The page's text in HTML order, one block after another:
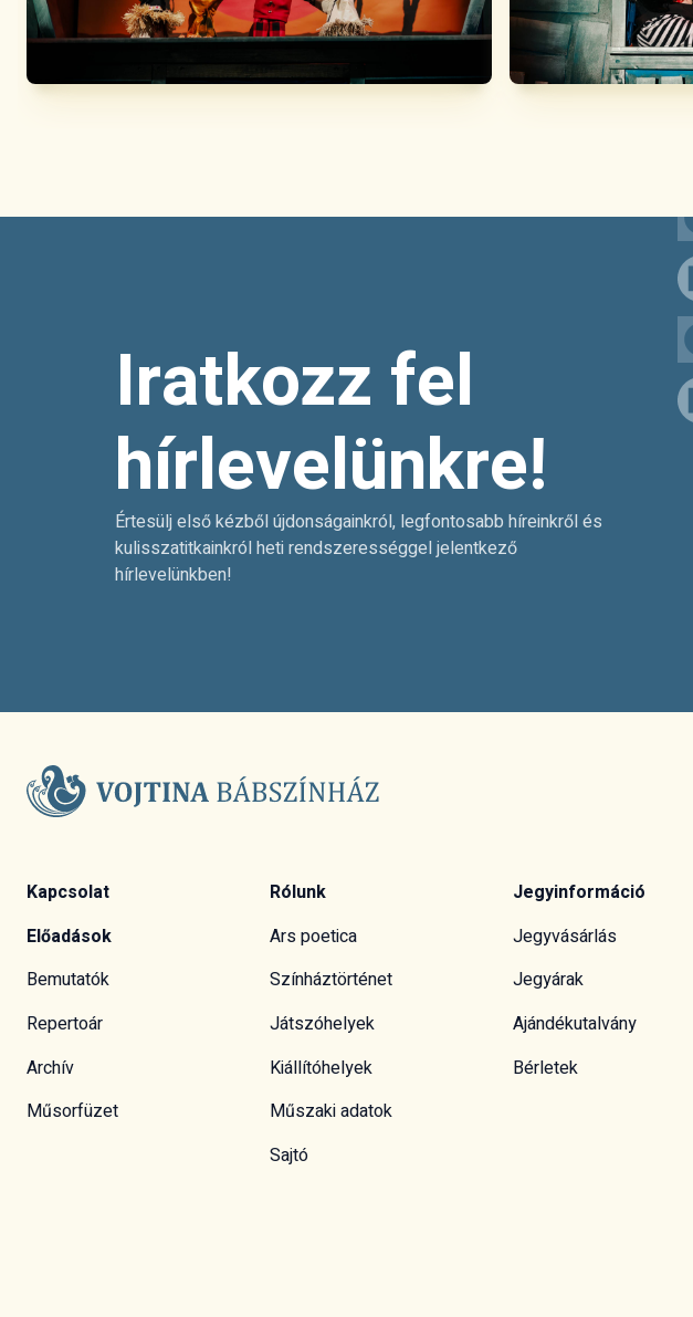
Iratkozz fel
hírlevelünkre!
Értesülj első kézből újdonságainkról, legfontosabb híreinkről és
kulisszatitkainkról heti rendszerességgel jelentkező
hírlevelünkben!
Kapcsolat
Előadások
Bemutatók
Repertoár
Archív
Műsorfüzet
Rólunk
Ars poetica
Színháztörténet
Játszóhelyek
Kiállítóhelyek
Műszaki adatok
Sajtó
Jegyinformáció
Jegyvásárlás
Jegyárak
Ajándékutalvány
Bérletek